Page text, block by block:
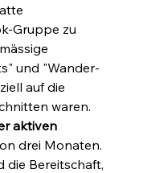
Gruppe zu
und "Wander-
auf die
waren.
aktiven
drei Monaten.
die Bereitschaft,